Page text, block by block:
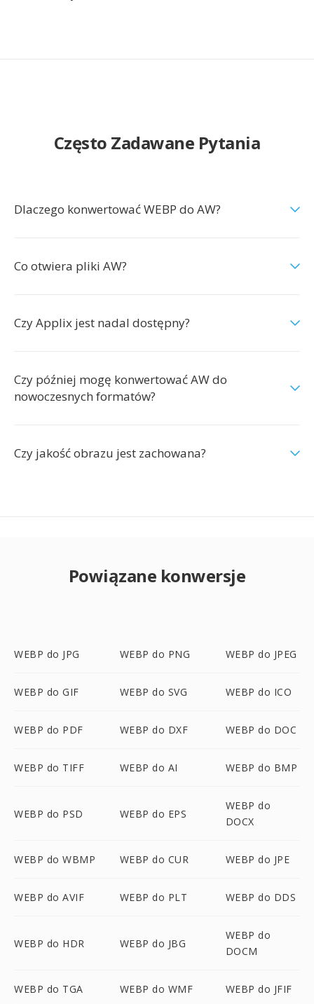
Często Zadawane Pytania
Dlaczego konwertować WEBP do AW?
Co otwiera pliki AW?
Czy Applix jest nadal dostępny?
Czy później mogę konwertować AW do
nowoczesnych formatów?
Czy jakość obrazu jest zachowana?
Powiązane konwersje
WEBP do JPG WEBP do PNG WEBP do JPEG
WEBP do GIF WEBP do SVG WEBP do ICO
WEBP do PDF WEBP do DXF WEBP do DOC
WEBP do TIFF WEBP do AI WEBP do BMP
WEBP do PSD WEBP do EPS
WEBP do
DOCX
WEBP do WBMP WEBP do CUR WEBP do JPE
WEBP do AVIF WEBP do PLT WEBP do DDS
WEBP do HDR WEBP do JBG
WEBP do
DOCM
WEBP do TGA WEBP do WMF WEBP do JFIF